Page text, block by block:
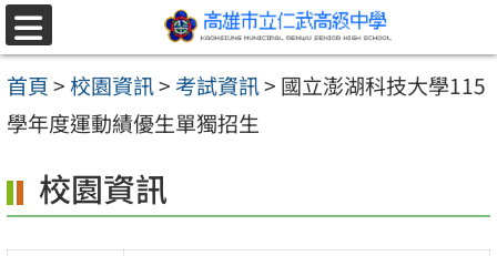
跳至主要內容區
選
單
首頁>校園資訊> 考試資訊> 國立澎湖科技大學115
學年度運動績優生單獨招生
校園資訊